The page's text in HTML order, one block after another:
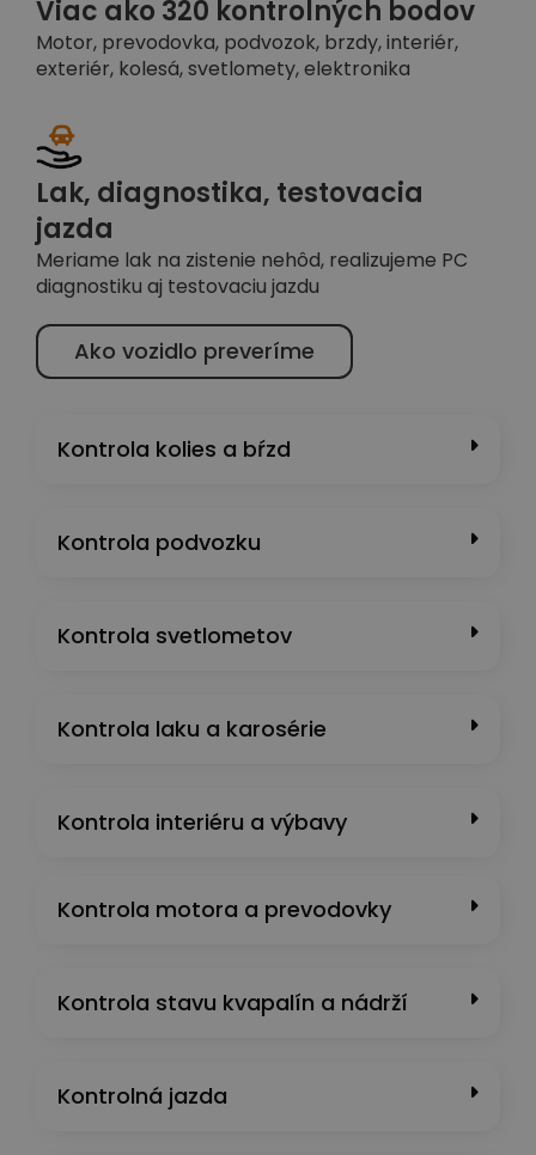
Viac ako 320 kontrolných bodov
Motor, prevodovka, podvozok, brzdy, interiér,
exteriér, kolesá, svetlomety, elektronika
Lak, diagnostika, testovacia
jazda
Meriame lak na zistenie nehôd, realizujeme PC
diagnostiku aj testovaciu jazdu
Ako vozidlo preveríme
Kontrola kolies a bŕzd
Kontrola podvozku
Kontrola svetlometov
Kontrola laku a karosérie
Kontrola interiéru a výbavy
Kontrola motora a prevodovky
Kontrola stavu kvapalín a nádrží
Kontrolná jazda